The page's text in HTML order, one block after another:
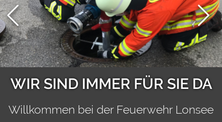
Next
WIR SIND IMMER FÜR SIE DA
Willkommen bei der Feuerwehr Lonsee